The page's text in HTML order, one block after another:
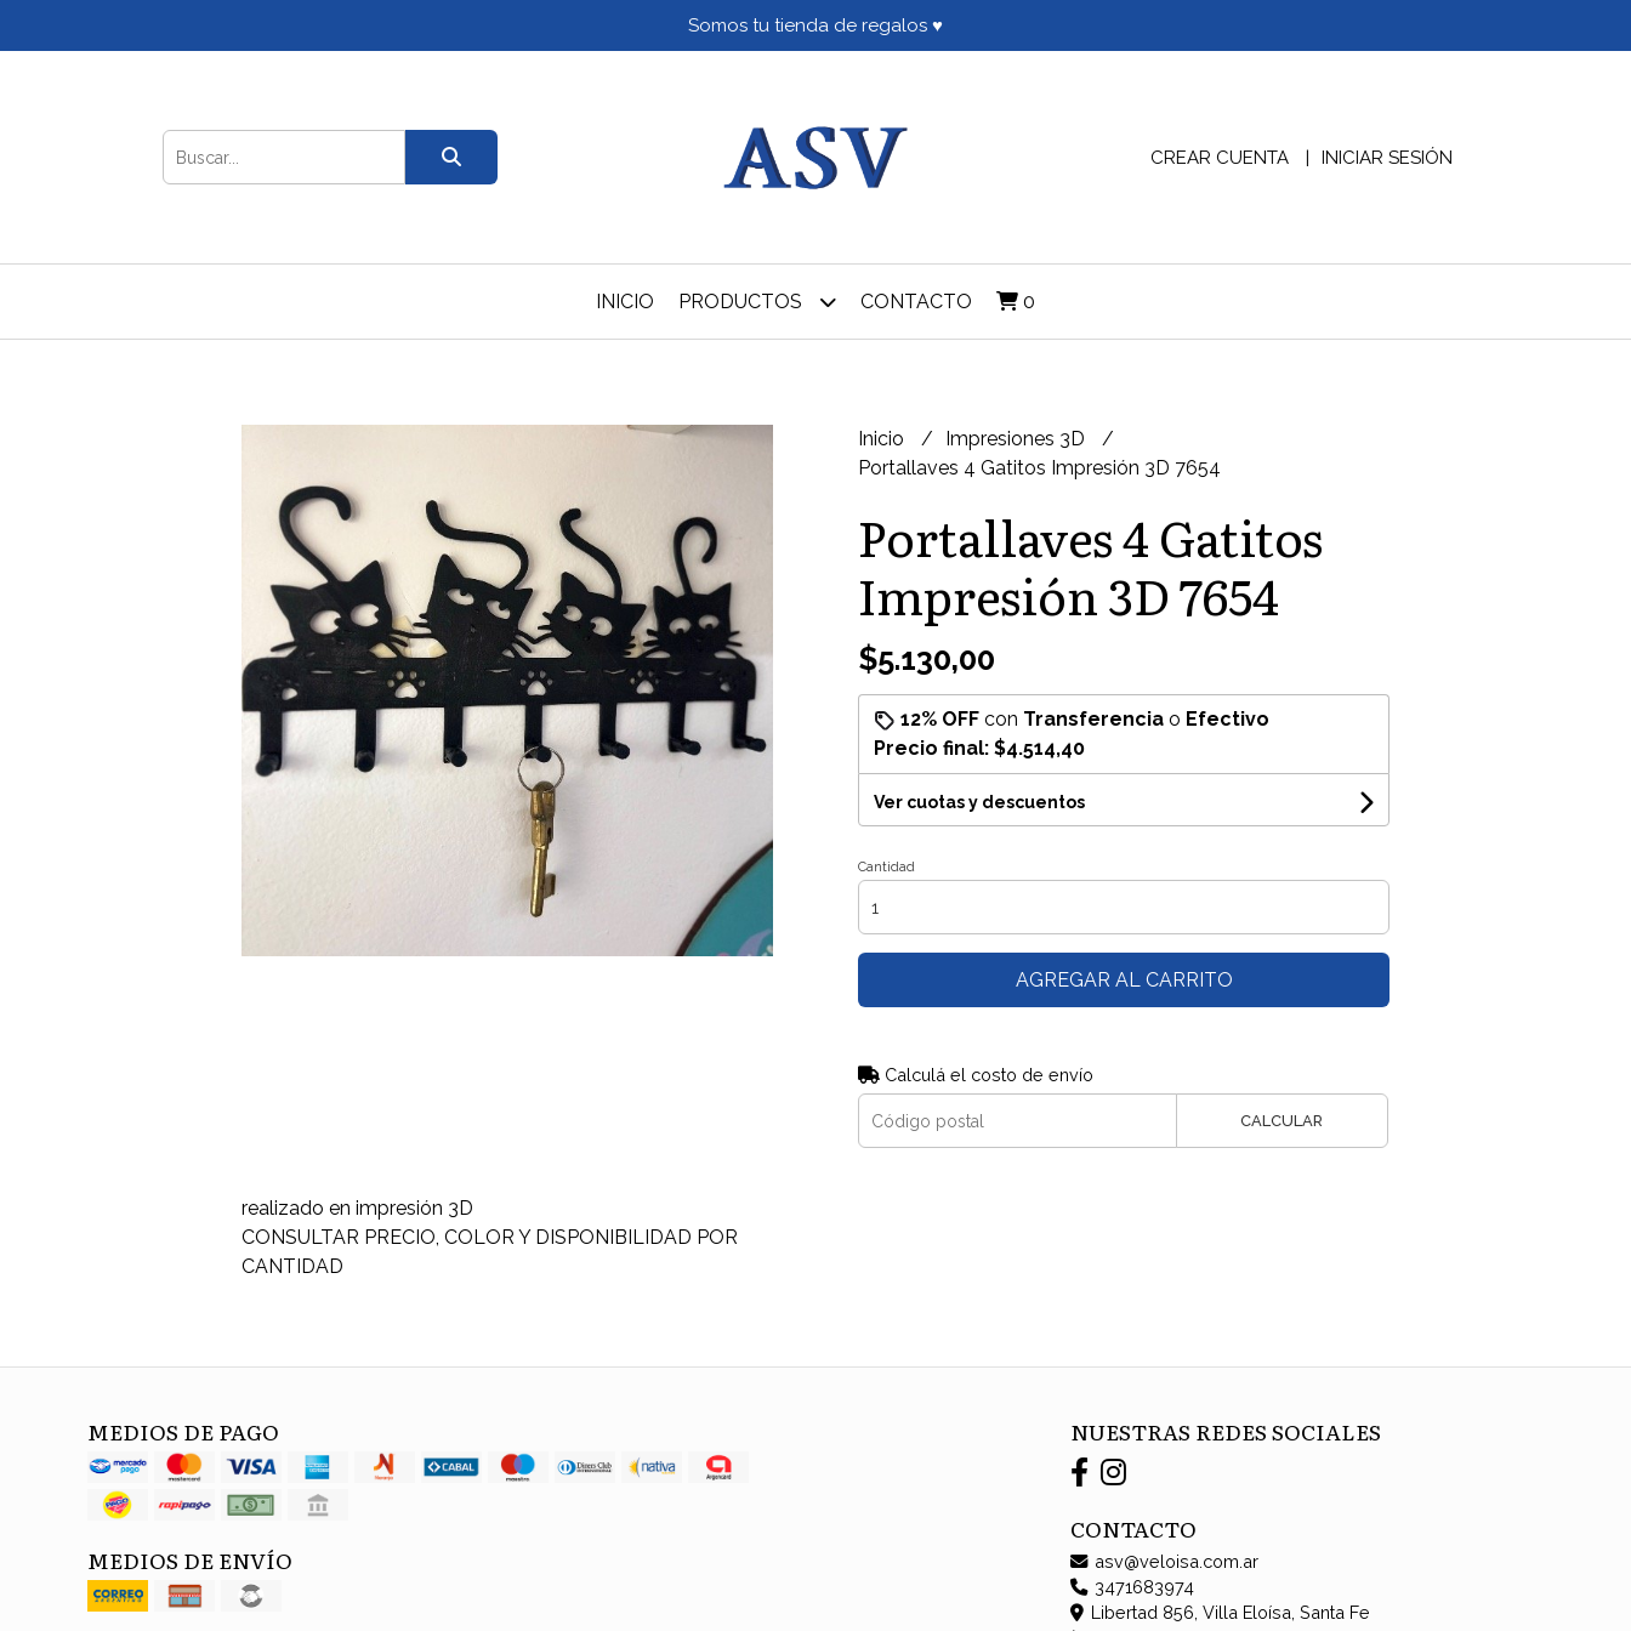
Somos tu tienda de regalos ♥
CREAR CUENTA INICIAR SESIÓN
INICIO PRODUCTOS CONTACTO 0
realizado en impresión 3D
CONSULTAR PRECIO, COLOR Y DISPONIBILIDAD POR
CANTIDAD
Inicio
Impresiones 3D
Portallaves 4 Gatitos Impresión 3D 7654
Portallaves 4 Gatitos
Impresión 3D 7654
$5.130,00
12% OFF con Transferencia o Efectivo
Precio final: $4.514,40
Ver cuotas y descuentos
Cantidad
AGREGAR AL CARRITO
Calculá el costo de envío
CALCULAR
MEDIOS DE PAGO
MEDIOS DE ENVÍO
NUESTRAS REDES SOCIALES
CONTACTO
asv@veloisa.com.ar
3471683974
Libertad 856, Villa Eloísa, Santa Fe